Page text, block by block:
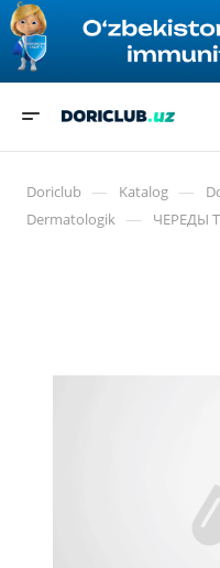
Doriclub — Katalog —
Dermatologik — ЧЕРЕДЫ